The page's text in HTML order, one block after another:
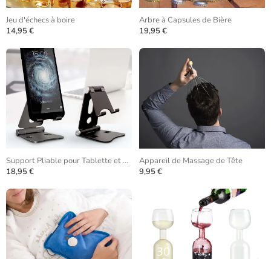
Jeu d'échecs à boire
14,95 €
Arbre à Capsules de Bière
19,95 €
Support Pliable pour Tablette et Téléphone
18,95 €
Appareil de Massage de Tête
9,95 €